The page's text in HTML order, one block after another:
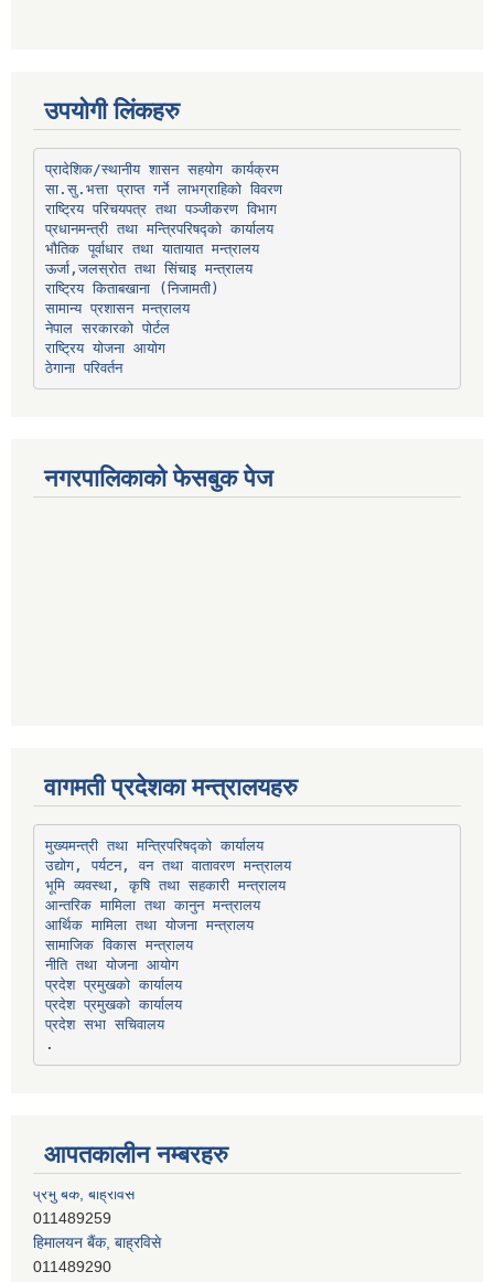
उपयोगी लिंकहरु
प्रादेशिक/स्थानीय शासन सहयोग कार्यक्रम
सा.सु.भत्ता प्राप्त गर्ने लाभग्राहिको विवरण
राष्ट्रिय परिचयपत्र तथा पञ्‍जीकरण विभाग
प्रधानमन्त्री तथा मन्त्रिपरिषद्को कार्यालय
भौतिक पूर्वाधार तथा यातायात मन्त्रालय
ऊर्जा,जलस्रोत तथा सिंचाइ मन्त्रालय
सामान्य प्रशासन मन्त्रालय
नेपाल सरकारको पोर्टल
राष्ट्रिय योजना आयोग
ठेगाना परिवर्तन
नगरपालिकाको फेसबुक पेज
वागमती प्रदेशका मन्त्रालयहरु
मुख्यमन्त्री तथा मन्त्रिपरिषद्को कार्यालय
उद्योग, पर्यटन, वन तथा वातावरण मन्त्रालय
भूमि व्यवस्था, कृषि तथा सहकारी मन्त्रालय
आन्तरिक मामिला तथा कानुन मन्त्रालय
आर्थिक मामिला तथा योजना मन्त्रालय
सामाजिक विकास मन्त्रालय
नीति तथा योजना आयोग
प्रदेश प्रमुखको कार्यालय
प्रदेश प्रमुखको कार्यालय
प्रदेश सभा सचिवालय
आपतकालीन नम्बरहरु
हिमालयन बैंक, बाह्रविसे
011489290
लक्ष्मी बैंक, चाैतारा
011620404